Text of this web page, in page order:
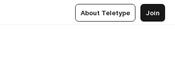
About Teletype Join